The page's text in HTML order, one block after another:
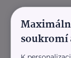
soukromí